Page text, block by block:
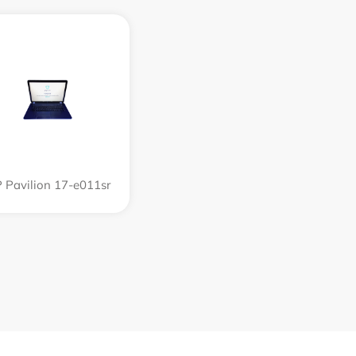
Pavilion 17-e011sr